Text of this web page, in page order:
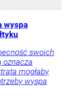
wyspa
swoich
oznacza
mogłaby
wyspa